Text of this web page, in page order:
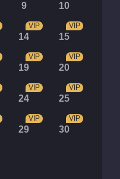
9 10
14
VIP
15
VIP
19
VIP
20
VIP
24
VIP
25
VIP
29
VIP
30
VIP